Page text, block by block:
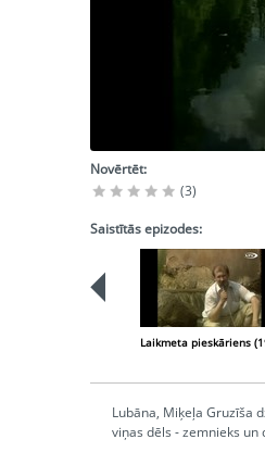
Novērtēt:
(3)
Saistītās epizodes:
Lubāna, Miķeļa Gruzīša
viņas dēls - zemnieks un